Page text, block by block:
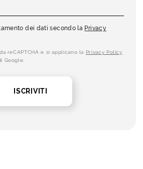
dei dati secondo la Privacy
reCAPTCHA e si applicano la Privacy Policy
Google.
ISCRIVITI